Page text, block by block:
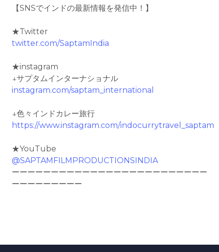
【SNSでインドの最新情報を発信中！】
★Twitter
twitter.com/SaptamIndia
★instagram
↓サプタムインターナショナル
instagram.com/saptam_international
↓色々インドカレー旅行
https://www.instagram.com/indocurrytravel_saptam
★YouTube
@SAPTAMFILMPRODUCTIONSINDIA
ーーーーーーーーーーーーーーーーーーーーーーーーー
ーーーーーーーーー